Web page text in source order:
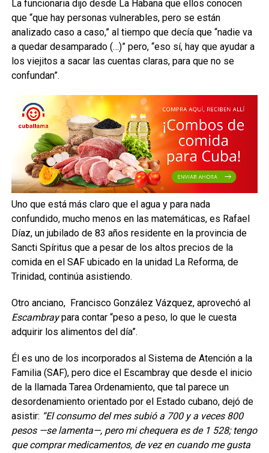
La funcionaria dijo desde La Habana que ellos conocen
que “que hay personas vulnerables, pero se están
analizado caso a caso,” al tiempo que decía que “nadie va
a quedar desamparado (…)” pero, “eso sí, hay que ayudar a
los viejitos a sacar las cuentas claras, para que no se
confundan”.
Uno que está más claro que el agua y para nada
confundido, mucho menos en las matemáticas, es Rafael
Díaz, un jubilado de 83 años residente en la provincia de
Sancti Spíritus que a pesar de los altos precios de la
comida en el SAF ubicado en la unidad La Reforma, de
Trinidad, continúa asistiendo.
Otro anciano, Francisco González Vázquez, aprovechó al
Escambraypara contar “peso a peso, lo que le cuesta
adquirir los alimentos del día”.
Él es uno de los incorporados al Sistema de Atención a la
Familia (SAF), pero dice el Escambray que desde el inicio
de la llamada Tarea Ordenamiento, que tal parece un
desordenamiento orientado por el Estado cubano, dejó de
asistir: “El consumo del mes subió a 700 y a veces 800
pesos —se lamenta—, pero mi chequera es de 1 528; tengo
que comprar medicamentos, de vez en cuando me gusta